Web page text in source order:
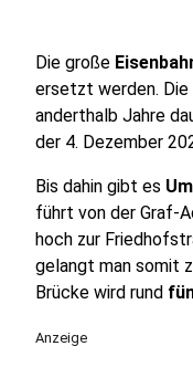
Die große
ersetzt werden. Die
anderthalb Jahre
der 4. Dezember
Bis dahin gibt es
führt von der Graf-
hoch zur
gelangt man somit
Brücke wird rund
Anzeige